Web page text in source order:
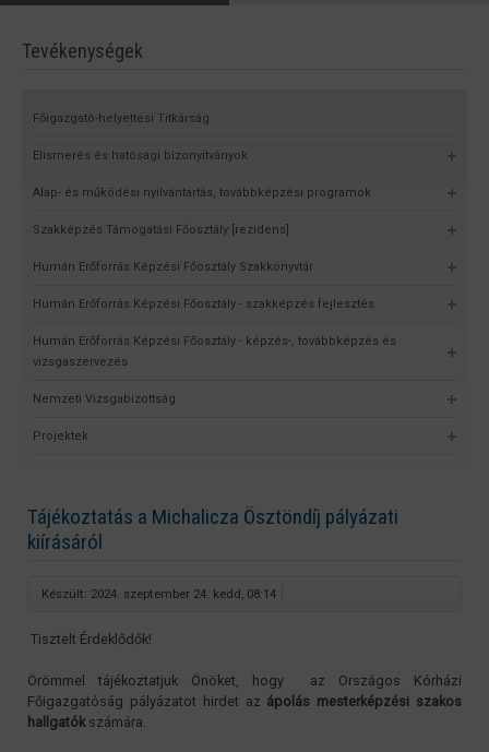
Tevékenységek
Főigazgató-helyettesi Titkárság
Elismerés és hatósági bizonyítványok
Alap- és működési nyilvántartás, továbbképzési programok
Szakképzés Támogatási Főosztály [rezidens]
Humán Erőforrás Képzési Főosztály Szakkönyvtár
Humán Erőforrás Képzési Főosztály - szakképzés fejlesztés
Humán Erőforrás Képzési Főosztály - képzés-, továbbképzés és
vizsgaszervezés
Nemzeti Vizsgabizottság
Projektek
Tájékoztatás a Michalicza Ösztöndíj pályázati
kiírásáról
Készült: 2024. szeptember 24. kedd, 08:14
Tisztelt Érdeklődők!
Örömmel tájékoztatjuk Önöket, hogy az Országos Kórházi
Főigazgatóság pályázatot hirdet az ápolás mesterképzési szakos
hallgatókszámára.